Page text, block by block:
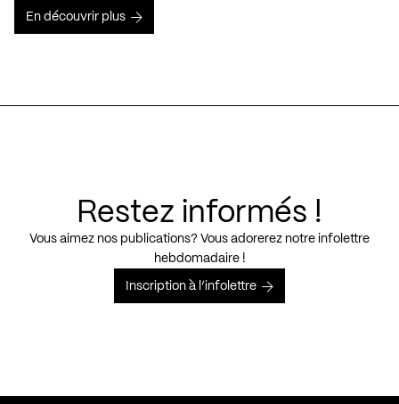
En découvrir plus
Restez informés !
Vous aimez nos publications? Vous adorerez notre infolettre
hebdomadaire !
Inscription à l’infolettre